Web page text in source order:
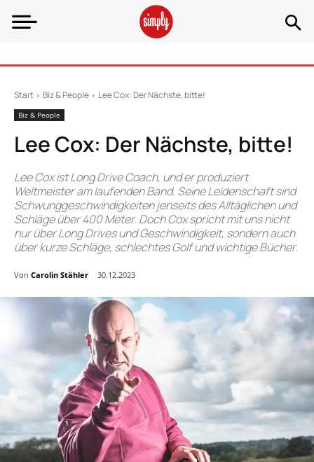
Start Biz & People Lee Cox: Der Nächste, bitte!
Biz & People
Lee Cox: Der Nächste, bitte!
Lee Cox ist Long Drive Coach, und er produziert
Weltmeister am laufenden Band. Seine Leidenschaft sind
Schwunggeschwindigkeiten jenseits des Alltäglichen und
Schläge über 400 Meter. Doch Cox spricht mit uns nicht
nur über Long Drives und Geschwindigkeit, sondern auch
über kurze Schläge, schlechtes Golf und wichtige Bücher.
Von Carolin Stähler 30.12.2023